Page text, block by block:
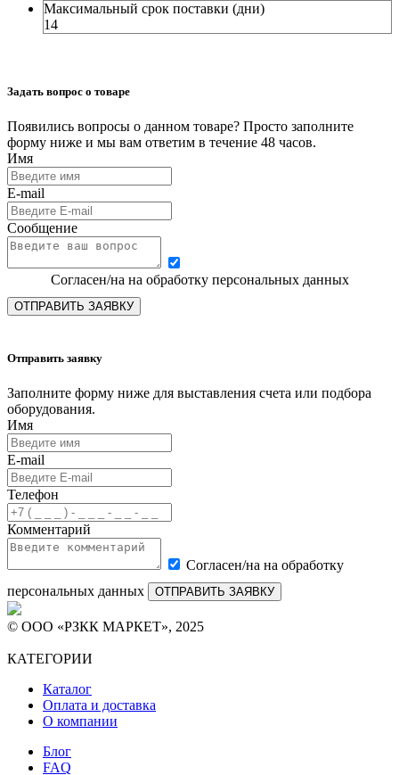
Максимальный срок поставки (дни)
14
Задать вопрос о товаре
Появились вопросы о данном товаре? Просто заполните
форму ниже и мы вам ответим в течение 48 часов.
Имя
E-mail
Сообщение
Согласен/на на обработку персональных данных
ОТПРАВИТЬ ЗАЯВКУ
Отправить заявку
Заполните форму ниже для выставления счета или подбора
оборудования.
Имя
E-mail
Телефон
Комментарий
Согласен/на на обработку
персональных данных
ОТПРАВИТЬ ЗАЯВКУ
© ООО «РЗКК МАРКЕТ», 2025
КАТЕГОРИИ
Каталог
Оплата и доставка
О компании
Блог
FAQ